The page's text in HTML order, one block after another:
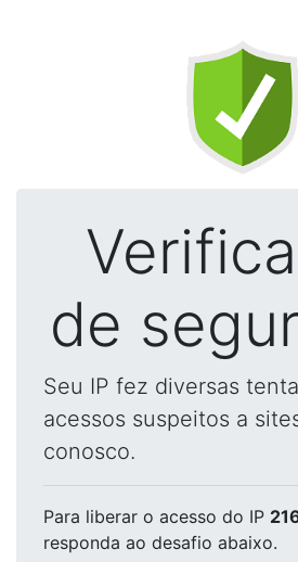
de
Seu IP fez diversas
acessos suspeitos a
conosco.
Para liberar o acesso do IP
responda ao desafio abaixo.